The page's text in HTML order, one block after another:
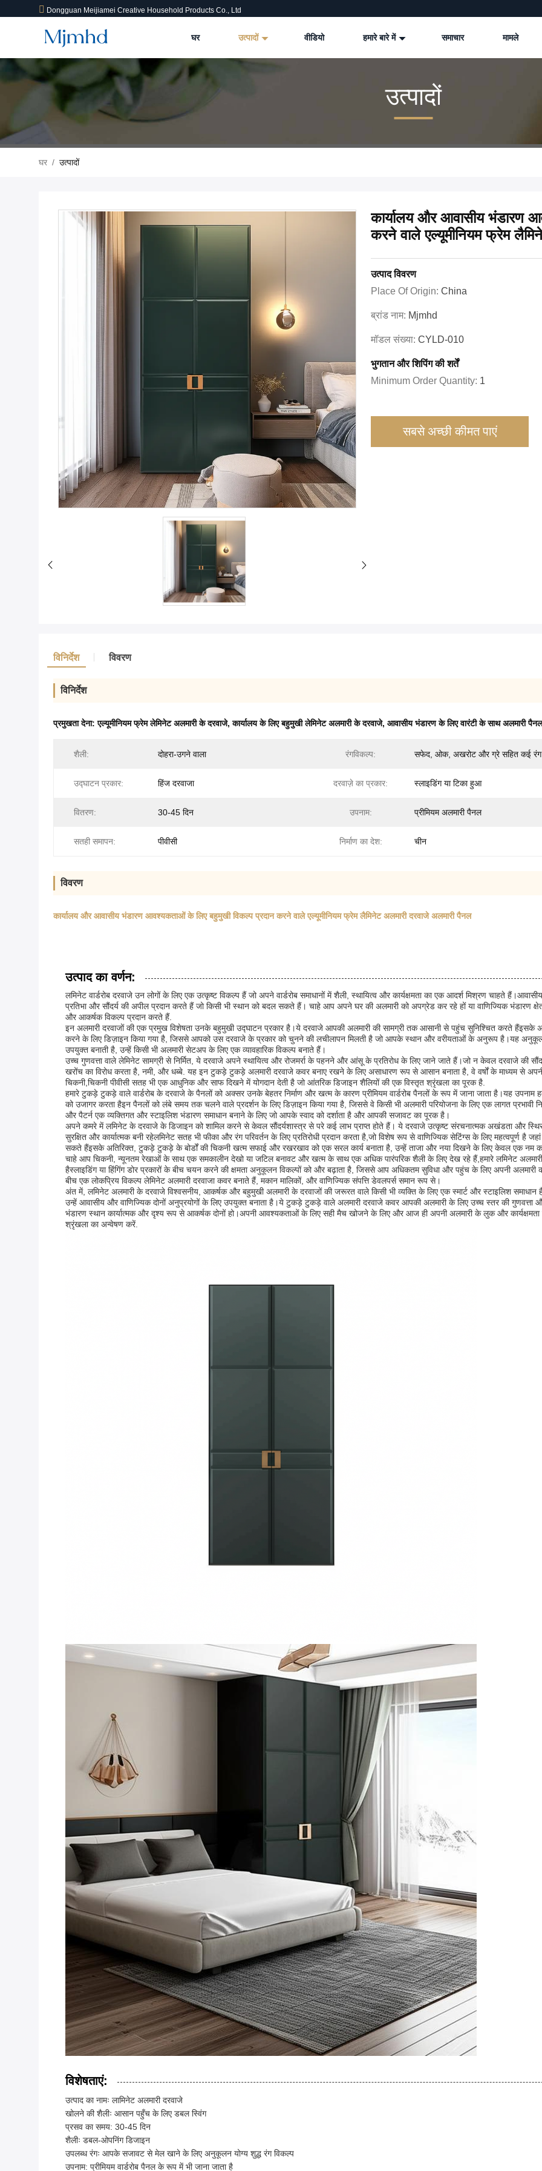
Dongguan Meijiamei Creative Household Products Co., Ltd
घर उत्पादों वीडियो हमारे बारे में समाचार मामले
उत्पादों
घर / उत्पादों
कार्यालय और आवासीय भंडारण
करने वाले एल्यूमीनियम फ्रेम
उत्पाद विवरण
Place Of Origin: China
ब्रांड नाम: Mjmhd
मॉडल संख्या: CYLD-010
भुगतान और शिपिंग की शर्तें
Minimum Order Quantity: 1
सबसे अच्छी कीमत पाएं
विनिर्देश विवरण
विनिर्देश
प्रमुखता देना:एल्यूमीनियम फ्रेम लेमिनेट अलमारी के दरवाजे,कार्यालय के लिए बहुमुखी लेमिनेट अलमारी के दरवाजे, आवासीय भंडारण के लिए वारंटी के साथ अलमारी पैनल
शैली: दोहरा-उगने वाला रंगविकल्प: सफेद, ओक, अखरोट और ग्रे सहित कई रंग
उद्घाटन प्रकार: हिंज दरवाजा दरवाज़े का प्रकार: स्लाइडिंग या टिका हुआ
वितरण: 30-45 दिन उपनाम: प्रीमियम अलमारी पैनल
सतही समापन: पीवीसी निर्माण का देश: चीन
विवरण
कार्यालय और आवासीय भंडारण आवश्यकताओं के लिए बहुमुखी विकल्प प्रदान करने वाले एल्यूमीनियम फ्रेम लैमिनेट अलमारी दरवाजे अलमारी पैनल
उत्पाद का वर्णन:
लमिनेट वार्डरोब दरवाजे उन लोगों के लिए एक उत्कृष्ट विकल्प हैं जो अपने वार्डरोब समाधानों में शैली, स्थायित्व और कार्यक्षमता का एक आदर्श मिश्रण चाहते
प्रतिभा और सौंदर्य की अपील प्रदान करते हैं जो किसी भी स्थान को बदल सकते हैं। चाहे आप अपने घर की अलमारी को अपग्रेड कर रहे हों या वाणिज्यिक भंडारण
और आकर्षक विकल्प प्रदान करते हैं.
इन अलमारी दरवाजों की एक प्रमुख विशेषता उनके बहुमुखी उद्घाटन प्रकार है।ये दरवाजे आपकी अलमारी की सामग्री तक आसानी से पहुंच सुनिश्चित करते हैंइसके
करने के लिए डिज़ाइन किया गया है, जिससे आपको उस दरवाजे के प्रकार को चुनने की लचीलापन मिलती है जो आपके स्थान और वरीयताओं के अनुरूप है।यह
उपयुक्त बनाती है, उन्हें किसी भी अलमारी सेटअप के लिए एक व्यावहारिक विकल्प बनाते हैं।
उच्च गुणवत्ता वाले लेमिनेट सामग्री से निर्मित, ये दरवाजे अपने स्थायित्व और रोजमर्रा के पहनने और आंसू के प्रतिरोध के लिए जाने जाते हैं।जो न केवल दरवाजे की
खरोंच का विरोध करता है, नमी, और धब्बे. यह इन टुकड़े टुकड़े अलमारी दरवाजे कवर बनाए रखने के लिए असाधारण रूप से आसान बनाता है, वे वर्षों के माध्यम से
चिकनी,चिकनी पीवीसी सतह भी एक आधुनिक और साफ दिखने में योगदान देती है जो आंतरिक डिजाइन शैलियों की एक विस्तृत श्रृंखला का पूरक है.
हमारे टुकड़े टुकड़े वाले वार्डरोब के दरवाजे के पैनलों को अक्सर उनके बेहतर निर्माण और खत्म के कारण प्रीमियम वार्डरोब पैनलों के रूप में जाना जाता है।यह उपनाम
को उजागर करता हैइन पैनलों को लंबे समय तक चलने वाले प्रदर्शन के लिए डिज़ाइन किया गया है, जिससे वे किसी भी अलमारी परियोजना के लिए एक लागत
और पैटर्न एक व्यक्तिगत और स्टाइलिश भंडारण समाधान बनाने के लिए जो आपके स्वाद को दर्शाता है और आपकी सजावट का पूरक है।
अपने कमरे में लमिनेट के दरवाजे के डिजाइन को शामिल करने से केवल सौंदर्यशास्त्र से परे कई लाभ प्राप्त होते हैं। ये दरवाजे उत्कृष्ट संरचनात्मक अखंडता और
सुरक्षित और कार्यात्मक बनी रहेलमिनेट सतह भी फीका और रंग परिवर्तन के लिए प्रतिरोधी प्रदान करता है,जो विशेष रूप से वाणिज्यिक सेटिंग्स के लिए महत्वपूर्ण है
सकते हैंइसके अतिरिक्त, टुकड़े टुकड़े के बोर्डों की चिकनी खत्म सफाई और रखरखाव को एक सरल कार्य बनाता है, उन्हें ताजा और नया दिखने के लिए केवल एक नम
चाहे आप चिकनी, न्यूनतम रेखाओं के साथ एक समकालीन देखो या जटिल बनावट और खत्म के साथ एक अधिक पारंपरिक शैली के लिए देख रहे हैं,हमारे लमिनेट अलमारी
हैस्लाइडिंग या हिंगिंग डोर प्रकारों के बीच चयन करने की क्षमता अनुकूलन विकल्पों को और बढ़ाता है, जिससे आप अधिकतम सुविधा और पहुंच के लिए अपनी
बीच एक लोकप्रिय विकल्प लेमिनेट अलमारी दरवाजा कवर बनाते हैं, मकान मालिकों, और वाणिज्यिक संपत्ति डेवलपर्स समान रूप से।
अंत में, लमिनेट अलमारी के दरवाजे विश्वसनीय, आकर्षक और बहुमुखी अलमारी के दरवाजों की जरूरत वाले किसी भी व्यक्ति के लिए एक स्मार्ट और स्टाइलिश समाधान
उन्हें आवासीय और वाणिज्यिक दोनों अनुप्रयोगों के लिए उपयुक्त बनाता है।ये टुकड़े टुकड़े वाले अलमारी दरवाजे कवर आपकी अलमारी के लिए उच्च स्तर की
भंडारण स्थान कार्यात्मक और दृश्य रूप से आकर्षक दोनों हो।अपनी आवश्यकताओं के लिए सही मैच खोजने के लिए और आज ही अपनी अलमारी के लुक और कार्यक्षमता
श्रृंखला का अन्वेषण करें.
विशेषताएं:
उत्पाद का नामः लामिनेट अलमारी दरवाजे
खोलने की शैलीः आसान पहुँच के लिए डबल स्विंग
प्रसव का समय: 30-45 दिन
शैलीः डबल-ओपनिंग डिजाइन
उपलब्ध रंगः आपके सजावट से मेल खाने के लिए अनुकूलन योग्य शुद्ध रंग विकल्प
उपनाम: प्रीमियम वार्डरोब पैनल के रूप में भी जाना जाता है